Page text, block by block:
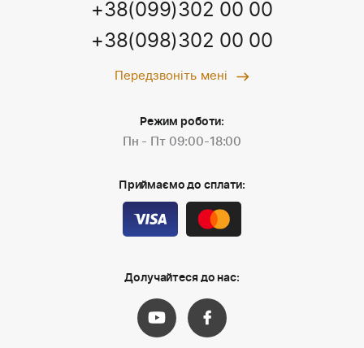
+38(099)302 00 00
+38(098)302 00 00
Передзвоніть мені
Режим роботи:
Пн - Пт 09:00-18:00
Приймаємо до сплати:
Долучайтеся до нас: